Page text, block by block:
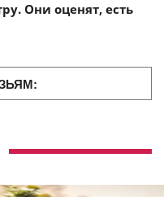
Они оценят, есть